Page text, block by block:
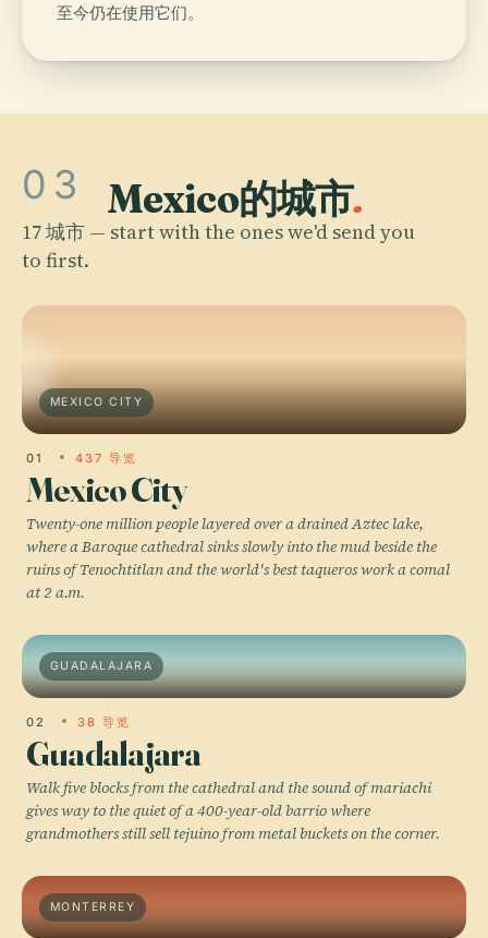
至今仍在使用它们。
03 Mexico的城市.
17 城市 — start with the ones we'd send you
to first.
MEXICO CITY
01 437 导览
Mexico City
Twenty-one million people layered over a drained Aztec lake,
where a Baroque cathedral sinks slowly into the mud beside the
ruins of Tenochtitlan and the world's best taqueros work a comal
at 2 a.m.
GUADALAJARA
02 38 导览
Guadalajara
Walk five blocks from the cathedral and the sound of mariachi
gives way to the quiet of a 400-year-old barrio where
grandmothers still sell tejuino from metal buckets on the corner.
MONTERREY